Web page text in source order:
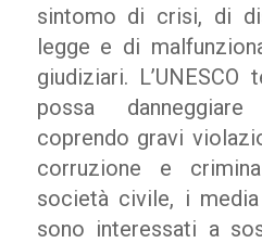
sintomo di crisi, di
legge e di
giudiziari. L’UNESCO
possa
coprendo gravi
corruzione e
società civile, i
sono interessati a